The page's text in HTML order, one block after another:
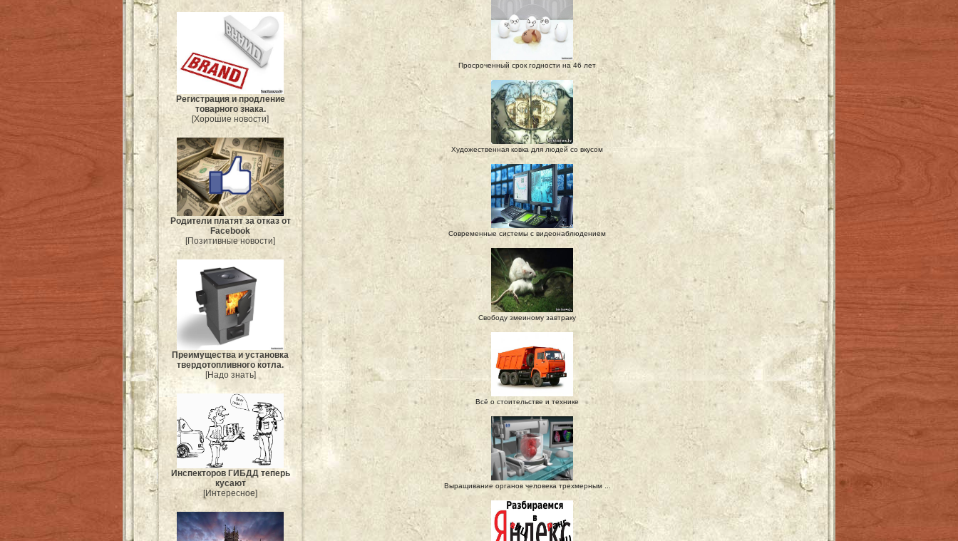
Регистрация и продление
товарного знака.
[Хорошие новости]
Родители платят за отказ от
Facebook
[Позитивные новости]
Преимущества и установка
твердотопливного котла.
[Надо знать]
Инспекторов ГИБДД теперь
кусают
[Интересное]
Просроченный срок годности на 46 лет
Художественная ковка для людей со вкусом
Современные системы с видеонаблюдением
Свободу змеиному завтраку
Всё о стоительстве и технике
Выращивание органов человека трехмерным ...